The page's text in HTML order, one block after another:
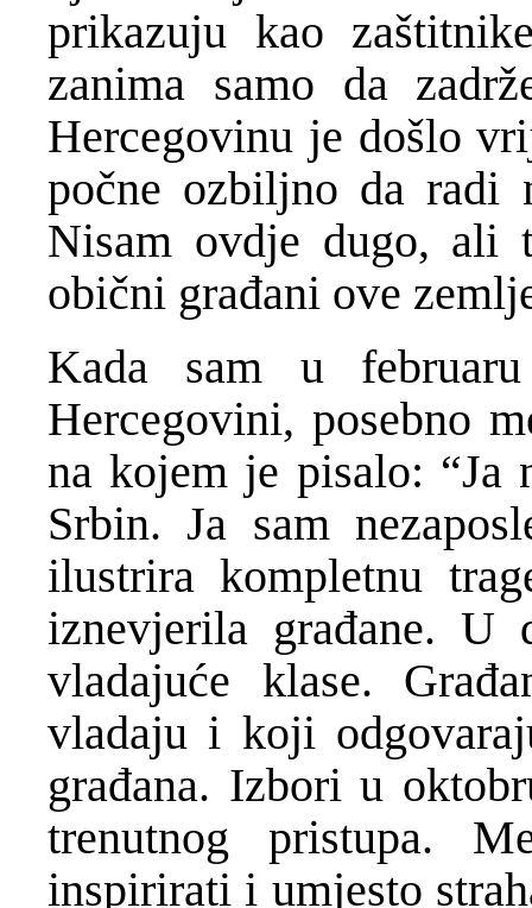
prikazuju kao
zanima samo da
Hercegovinu je došlo
počne ozbiljno da radi
Nisam ovdje dugo, ali
obični građani ove
Kada sam u
Hercegovini, posebno
na kojem je pisalo:
Srbin. Ja sam
ilustrira kompletnu
iznevjerila građane.
vladajuće klase.
vladaju i koji
građana. Izbori u
trenutnog pristupa.
inspirirati i umjesto